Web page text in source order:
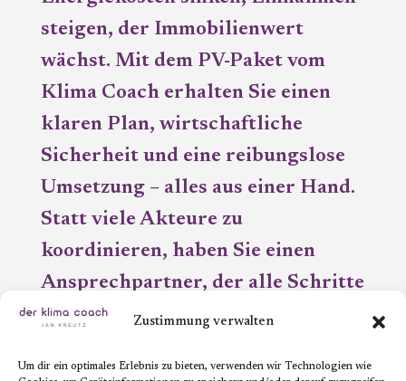
Zustimmung verwalten
Um dir ein optimales Erlebnis zu bieten, verwenden wir Technologien wie
steigen, der Immobilienwert
wächst. Mit dem PV-Paket vom
Klima Coach erhalten Sie einen
klaren Plan, wirtschaftliche
Sicherheit und eine reibungslose
Umsetzung – alles aus einer Hand.
Statt viele Akteure zu
koordinieren, haben Sie einen
Ansprechpartner, der alle Schritte
übernimmt.